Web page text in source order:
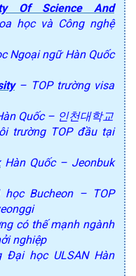
Of Science And
học và Công nghệ
Ngoại ngữ Hàn Quốc
– TOP trường visa
Quốc – 인천대학교
trường TOP đầu tại
Hàn Quốc – Jeonbuk
Bucheon – TOP
có thế mạnh ngành
nghiệp
học ULSAN Hàn